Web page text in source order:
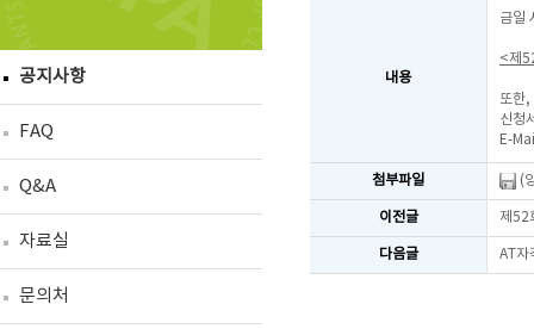
공지사항
FAQ
Q&A
자료실
문의처
내용
금일
<제
또한
신청
E-
첨부파일 (
이전글 제52
다음글 AT자